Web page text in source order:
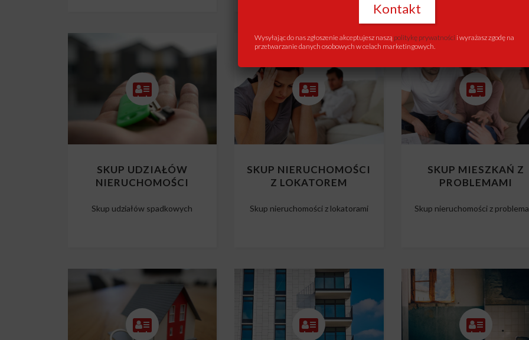
SKUP UDZIAŁÓW
NIERUCHOMOŚCI
Skup udziałów spadkowych
SKUP NIERUCHOMOŚCI
Z LOKATOREM
Skup nieruchomości z lokatorami
SKUP MIESZKAŃ Z
PROBLEMAMI
Skup nieruchomości z
Kontakt
Wysyłając do nas zgłoszenie akceptujesz naszą politykę prywatności i wyrażasz zgodę na
przetwarzanie danych osobowych w celach marketingowych.